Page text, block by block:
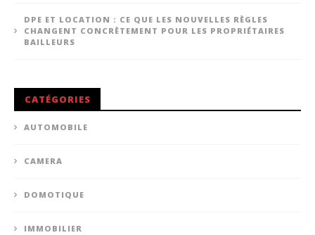
DPE ET LOCATION : CE QUE LES NOUVELLES RÈGLES
CHANGENT CONCRÈTEMENT POUR LES PROPRIÉTAIRES
BAILLEURS
CATÉGORIES
AUTOMOBILE
CAMERA
DOMOTIQUE
IMMOBILIER